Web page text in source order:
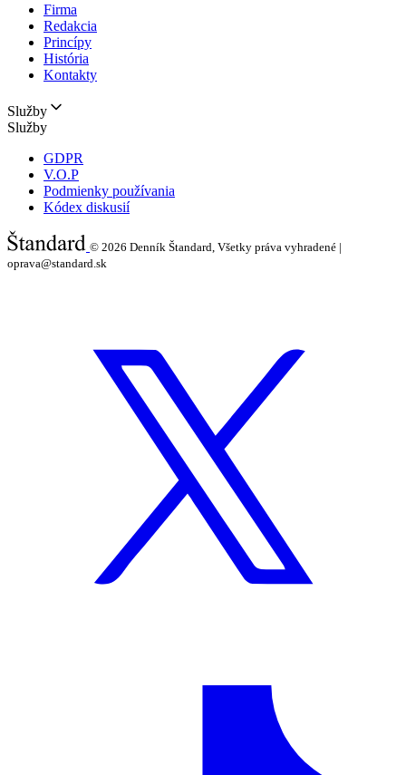
Firma
Redakcia
Princípy
História
Kontakty
Služby
Služby
GDPR
V.O.P
Podmienky používania
Kódex diskusií
© 2026 Denník Štandard, Všetky práva vyhradené |
oprava@standard.sk